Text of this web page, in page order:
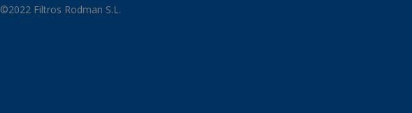
©2022 Filtros Rodman S.L.